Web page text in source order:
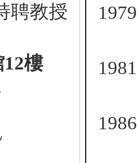
聘教授
樓
1979
1981
1986